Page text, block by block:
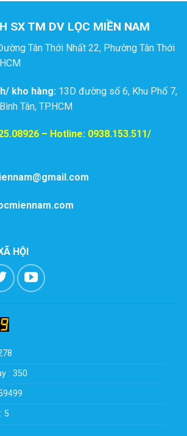
SX TM DV LỌC MIỀN NAM
Tân Thới Nhất 22, Phường Tân Thới
kho hàng: 13D đường số 6, Khu Phố 7,
Tân, TP.HCM
– Hotline: 0938.153.511/
HỘI
: 350
5